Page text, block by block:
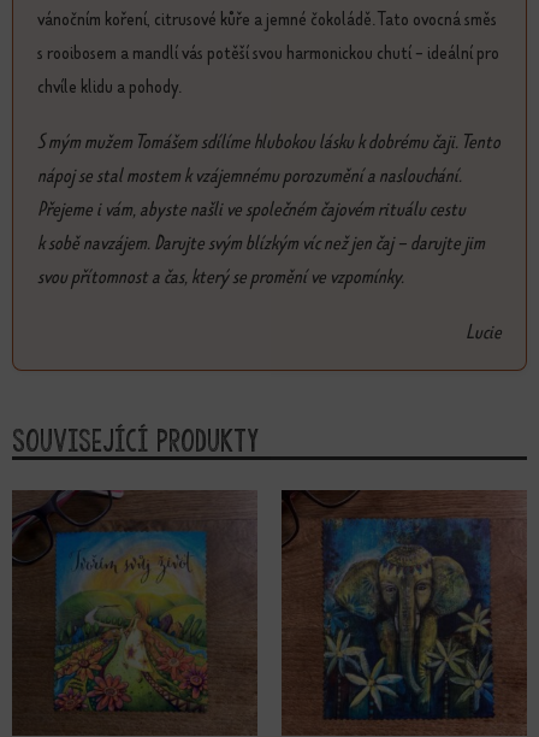
vánočním koření, citrusové kůře a jemné čokoládě. Tato ovocná směs
s rooibosem a mandlí vás potěší svou harmonickou chutí - ideální pro
chvíle klidu a pohody.
S mým mužem Tomášem sdílíme hlubokou lásku k dobrému čaji. Tento
nápoj se stal mostem k vzájemnému porozumění a naslouchání.
Přejeme i vám, abyste našli ve společném čajovém rituálu cestu
k sobě navzájem. Darujte svým blízkým víc než jen čaj – darujte jim
svou přítomnost a čas, který se promění ve vzpomínky.
Lucie
Související produkty